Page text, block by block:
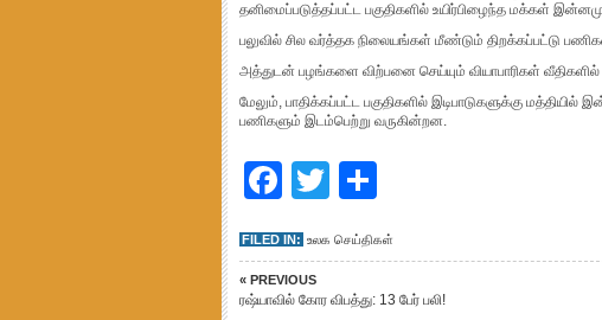
தனிமைப்படுத்தப்பட்ட பகுதிகளில் உயிர்பிழைந்த மக்கள்
பலுவில் சில வர்த்தக நிலையங்கள் மீண்டும் திறக்கப்பட்டு
அத்துடன் பழங்களை விற்பனை செய்யும் வியாபாரிகள்
மேலும், பாதிக்கப்பட்ட பகுதிகளில் இடிபாடுகளுக்கு
பணிகளும் இடம்பெற்று வருகின்றன.
Facebook
Twitter
FILED IN: உலக செய்திகள்
« PREVIOUS
ரஷ்யாவில் கோர விபத்து: 13 பேர் பலி!